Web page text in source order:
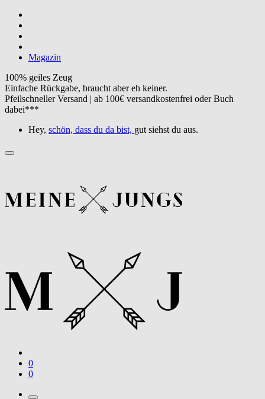
Magazin
100% geiles Zeug
Einfache Rückgabe, braucht aber eh keiner.
Pfeilschneller Versand | ab 100€ versandkostenfrei oder Buch
dabei***
Hey, schön, dass du da bist, gut siehst du aus.
0
0